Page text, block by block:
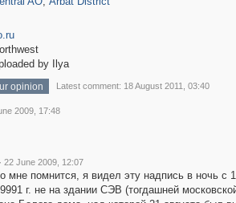
by Ilya
opinion Latest comment: 18 August 2011, 03:40
2009, 17:48
· 22 June 2009, 12:07
мне помнится, я видел эту надпись в ночь с
г. не на здании СЭВ (тогдашней